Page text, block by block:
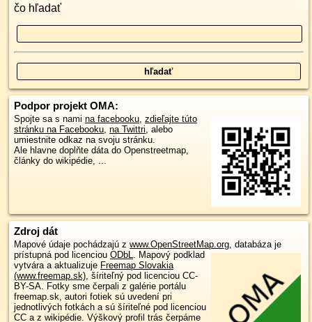
čo hľadať
Podpor projekt OMA:
Spojte sa s nami na facebooku, zdieľajte túto
stránku na Facebooku, na Twittri, alebo
umiestnite odkaz na svoju stránku.
Ale hlavne doplňte dáta do Openstreetmap,
články do wikipédie, ...
Zdroj dát
Mapové údaje pochádzajú z www.OpenStreetMap.org, databáza je
prístupná pod licenciou ODbL. Mapový podklad
vytvára a aktualizuje Freemap Slovakia
(www.freemap.sk), šíriteľný pod licenciou CC-
BY-SA. Fotky sme čerpali z galérie portálu
freemap.sk, autori fotiek sú uvedení pri
jednotlivých fotkách a sú šíriteľné pod licenciou
CC a z wikipédie. Výškový profil trás čerpáme